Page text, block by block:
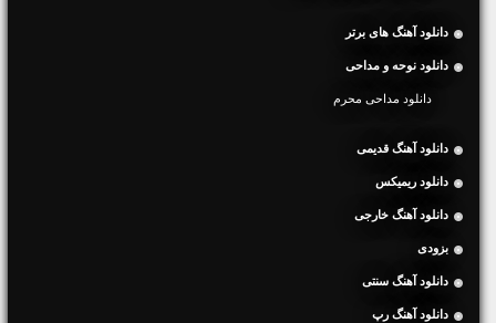
دانلود آهنگ های برتر
دانلود نوحه و مداحی
دانلود مداحی محرم
دانلود آهنگ قدیمی
دانلود ریمیکس
دانلود آهنگ خارجی
بزودی
دانلود آهنگ سنتی
دانلود آهنگ رپ